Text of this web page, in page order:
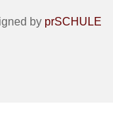
by prSCHULE